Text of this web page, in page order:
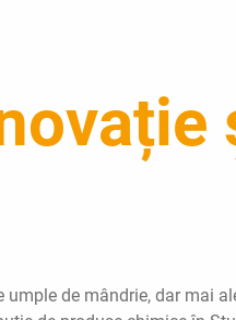
de mândrie, dar mai